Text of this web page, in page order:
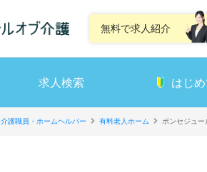
無料で求人紹介
求人検索 はじ
介護職員・ホームヘルパー 有料老人ホーム ボンセジュ